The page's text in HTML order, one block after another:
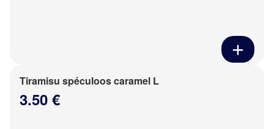
Tiramisu spéculoos caramel L
3.50 €